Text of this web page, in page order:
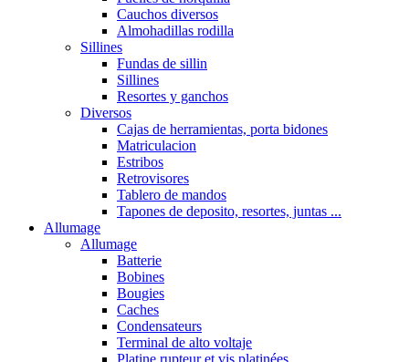
Cauchos diversos
Almohadillas rodilla
Sillines
Fundas de sillin
Sillines
Resortes y ganchos
Diversos
Cajas de herramientas, porta bidones
Matriculacion
Estribos
Retrovisores
Tablero de mandos
Tapones de deposito, resortes, juntas ...
Allumage
Allumage
Batterie
Bobines
Bougies
Caches
Condensateurs
Terminal de alto voltaje